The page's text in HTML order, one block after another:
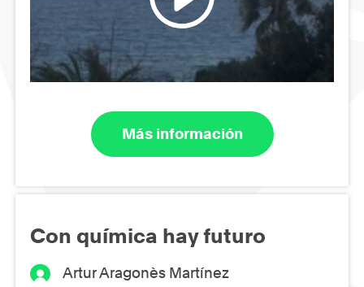
Más información
Con química hay futuro
Artur Aragonès Martínez